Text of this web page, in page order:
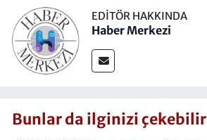
EDITÖR HAKKINDA
Haber Merkezi
Bunlar da ilginizi çekebilir